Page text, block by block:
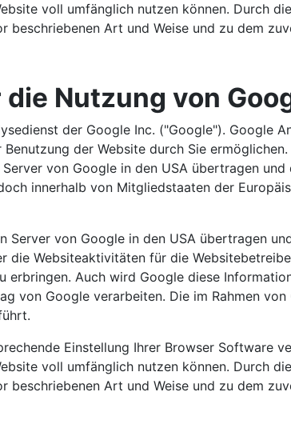
voll umfänglich nutzen können. Durch
Art und Weise und zu dem
Nutzung von
der Google Inc. ("Google"). Google
der Website durch Sie
von Google in den USA übertragen
innerhalb von Mitgliedstaaten der
Server von Google in den USA übertragen
die Websiteaktivitäten für die
erbringen. Auch wird Google diese
von Google verarbeiten. Die im Rahmen
Einstellung Ihrer Browser Software
voll umfänglich nutzen können. Durch
Art und Weise und zu dem